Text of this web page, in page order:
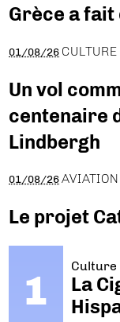
Grèce a
01/08/26 CULTURE
Un vol
centenaire
Lindbergh
01/08/26
Le projet
Culture
La